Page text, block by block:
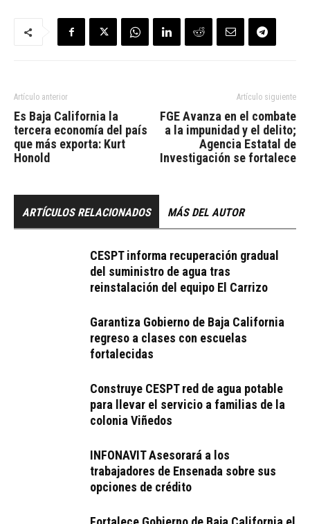
Artículo anterior
Es Baja California la
tercera economía del país
que más exporta: Kurt
Honold
Artículo siguiente
FGE Avanza en el combate
a la impunidad y el delito;
Agencia Estatal de
Investigación se fortalece
ARTÍCULOS RELACIONADOS MÁS DEL AUTOR
CESPT informa recuperación gradual
del suministro de agua tras
reinstalación del equipo El Carrizo
Garantiza Gobierno de Baja California
regreso a clases con escuelas
fortalecidas
Construye CESPT red de agua potable
para llevar el servicio a familias de la
colonia Viñedos
INFONAVIT Asesorará a los
trabajadores de Ensenada sobre sus
opciones de crédito